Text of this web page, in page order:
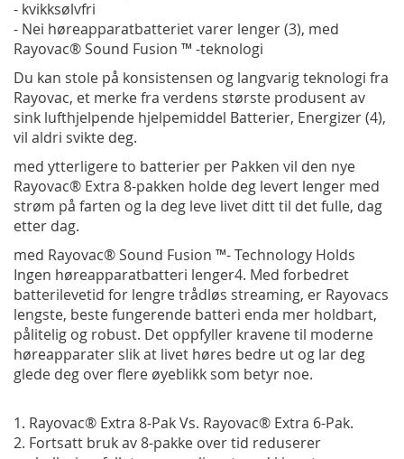
- kvikksølvfri
- Nei høreapparatbatteriet varer lenger (3), med
Rayovac® Sound Fusion ™ -teknologi
Du kan stole på konsistensen og langvarig teknologi fra
Rayovac, et merke fra verdens største produsent av
sink lufthjelpende hjelpemiddel Batterier, Energizer (4),
vil aldri svikte deg.
med ytterligere to batterier per Pakken vil den nye
Rayovac® Extra 8-pakken holde deg levert lenger med
strøm på farten og la deg leve livet ditt til det fulle, dag
etter dag.
med Rayovac® Sound Fusion ™- Technology Holds
Ingen høreapparatbatteri lenger4. Med forbedret
batterilevetid for lengre trådløs streaming, er Rayovacs
lengste, beste fungerende batteri enda mer holdbart,
pålitelig og robust. Det oppfyller kravene til moderne
høreapparater slik at livet høres bedre ut og lar deg
glede deg over flere øyeblikk som betyr noe.
1. Rayovac® Extra 8-Pak Vs. Rayovac® Extra 6-Pak.
2. Fortsatt bruk av 8-pakke over tid reduserer